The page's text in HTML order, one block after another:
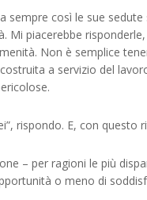
sempre così le sue
Mi piacerebbe
Non è semplice
costruita a servizio del
rispondo. E, con
– per ragioni le più
o meno di